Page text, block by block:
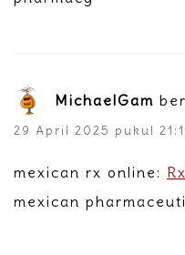
MichaelGam
29 April 2025 pukul
mexican rx online:
mexican